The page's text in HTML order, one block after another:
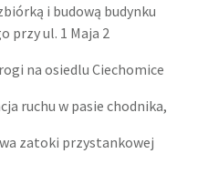
i budową budynku
przy ul. 1 Maja 2
na osiedlu Ciechomice
ruchu w pasie chodnika,
zatoki przystankowej